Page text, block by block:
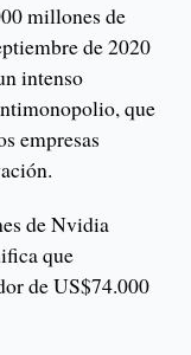
millones de
de 2020
intenso
que
empresas
de Nvidia
que
de US$74.000